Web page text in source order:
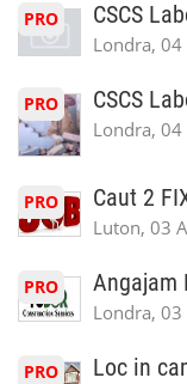
PRO CSCS
Londra,
PRO CSCS
Londra,
PRO Caut 2
Luton, 03
PRO Angajam
Londra,
PRO Loc in